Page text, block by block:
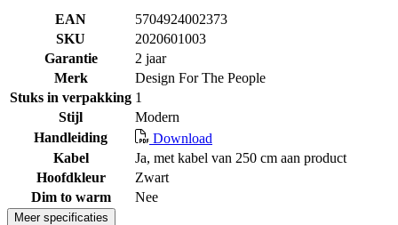
EAN
5704924002373
SKU
2020601003
Garantie
2 jaar
Merk
Design For The People
Stuks in verpakking 1
Stijl
Modern
Handleiding
Download
Kabel
Ja, met kabel van 250 cm aan product
Hoofdkleur
Zwart
Dim to warm
Nee
Meer specificaties